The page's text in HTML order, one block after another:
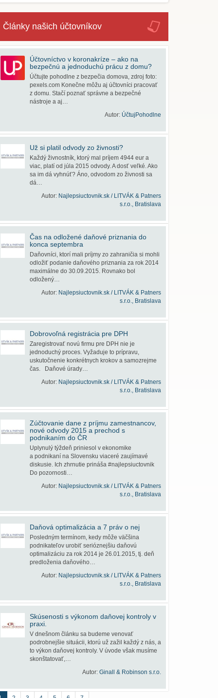
Články našich účtovníkov
Účtovníctvo v koronakríze – ako na
bezpečnú a jednoduchú prácu z domu?
Účtujte pohodlne z bezpečia domova, zdroj foto:
pexels.com Konečne môžu aj účtovníci pracovať
z domu. Stačí poznať správne a bezpečné
nástroje a aj…
Autor: ÚčtujPohodlne
Už si platil odvody zo živnosti?
Každý živnostník, ktorý mal príjem 4944 eur a
viac, platí od júla 2015 odvody. A dosť veľké. Ako
sa im dá vyhnúť? Áno, odvodom zo živnosti sa
dá…
Autor: Najlepsiuctovnik.sk / LITVÁK & Patners
s.r.o., Bratislava
Čas na odložené daňové priznania do
konca septembra
Daňovníci, ktorí mali príjmy zo zahraničia si mohli
odložiť podanie daňového priznania za rok 2014
maximálne do 30.09.2015. Rovnako bol
odložený…
Autor: Najlepsiuctovnik.sk / LITVÁK & Patners
s.r.o., Bratislava
Dobrovoľná registrácia pre DPH
Zaregistrovať novú firmu pre DPH nie je
jednoduchý proces. Vyžaduje to prípravu,
uskutočnenie konkrétnych krokov a samozrejme
čas. Daňové úrady…
Autor: Najlepsiuctovnik.sk / LITVÁK & Patners
s.r.o., Bratislava
Zúčtovanie dane z príjmu zamestnancov,
nové odvody 2015 a prechod s
podnikaním do ČR
Uplynulý týždeň priniesol v ekonomike
a podnikaní na Slovensku viaceré zaujímavé
diskusie. Ich zhrnutie prináša #najlepsiuctovnik
Do pozornosti…
Autor: Najlepsiuctovnik.sk / LITVÁK & Patners
s.r.o., Bratislava
Daňová optimalizácia a 7 práv o nej
Posledným termínom, kedy môže väčšina
podnikateľov urobiť serióznejšiu daňovú
optimalizáciu za rok 2014 je 26.01.2015, tj. deň
predloženia daňového…
Autor: Najlepsiuctovnik.sk / LITVÁK & Patners
s.r.o., Bratislava
Skúsenosti s výkonom daňovej kontroly v
praxi.
V dnešnom článku sa budeme venovať
podrobnejšie situácii, ktorú už zažil každý z nás, a
to výkon daňovej kontroly. V úvode však musíme
skonštatovať,…
Autor: Ginall & Robinson s.r.o.